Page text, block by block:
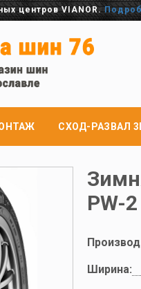
центров VIANOR.
СХОД-РАЗВАЛ
PW-
Ширина: